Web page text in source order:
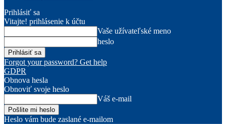
Prihlásiť sa
Vitajte! prihlásenie k účtu
Vaše užívateľské meno
heslo
Forgot your password? Get help
GDPR
Obnova hesla
Obnoviť svoje heslo
Váš e-mail
Heslo vám bude zaslané e-mailom